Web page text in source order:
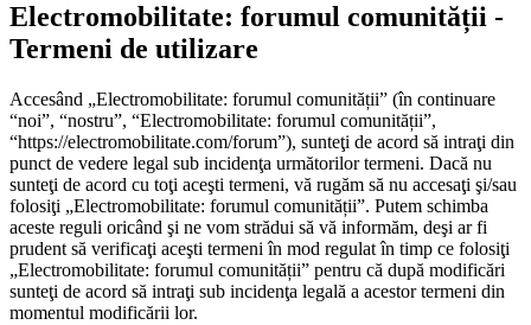
Electromobilitate: forumul comunității -
Termeni de utilizare
Accesând „Electromobilitate: forumul comunității” (în continuare
“noi”, “nostru”, “Electromobilitate: forumul comunității”,
“https://electromobilitate.com/forum”), sunteţi de acord să intraţi din
punct de vedere legal sub incidenţa următorilor termeni. Dacă nu
sunteţi de acord cu toţi aceşti termeni, vă rugăm să nu accesaţi şi/sau
folosiţi „Electromobilitate: forumul comunității”. Putem schimba
aceste reguli oricând şi ne vom strădui să vă informăm, deşi ar fi
prudent să verificaţi aceşti termeni în mod regulat în timp ce folosiţi
„Electromobilitate: forumul comunității” pentru că după modificări
sunteţi de acord să intraţi sub incidenţa legală a acestor termeni din
momentul modificării lor.